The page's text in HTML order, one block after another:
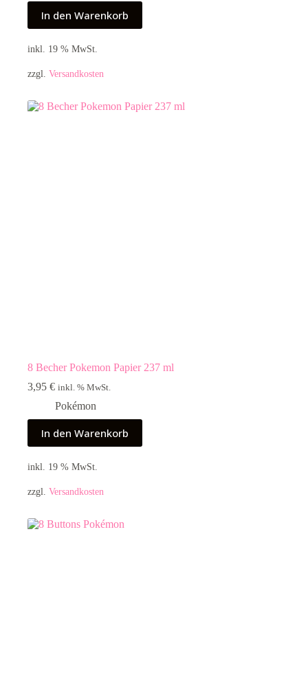
In den Warenkorb
inkl. 19 % MwSt.
zzgl. Versandkosten
8 Becher Pokemon Papier 237 ml
3,95 € inkl. % MwSt.
Pokémon
In den Warenkorb
inkl. 19 % MwSt.
zzgl. Versandkosten